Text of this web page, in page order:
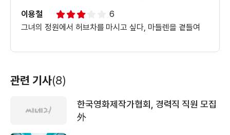
이용철
6
그녀의 정원에서 허브차를 마시고 싶다, 마들렌을 곁들여
관련 기사(8)
한국영화제작가협회, 경력직 직원 모집
外